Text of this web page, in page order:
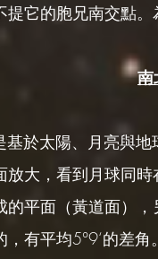
它的胞兄南交點
南
基於太陽、月亮與
放大，看到月球同
的平面（黃道面）
，有平均5°9‘的差